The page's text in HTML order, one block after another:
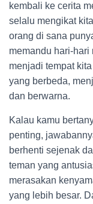
kembali ke cerita
selalu mengikat
orang di sana
memandu hari-hari
menjadi tempat
yang berbeda,
dan berwarna.
Kalau kamu
penting,
berhenti sejenak
teman yang
merasakan
yang lebih besar.